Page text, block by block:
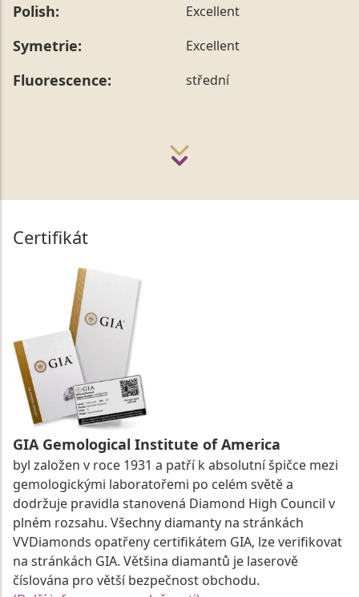
Polish: Excellent
Symetrie: Excellent
Fluorescence: střední
Certifikát
GIA Gemological Institute of America
byl založen v roce 1931 a patří k absolutní špičce mezi
gemologickými laboratořemi po celém světě a
dodržuje pravidla stanovená Diamond High Council v
plném rozsahu. Všechny diamanty na stránkách
VVDiamonds opatřeny certifikátem GIA, lze verifikovat
na stránkách GIA. Většina diamantů je laserově
číslována pro větší bezpečnost obchodu.